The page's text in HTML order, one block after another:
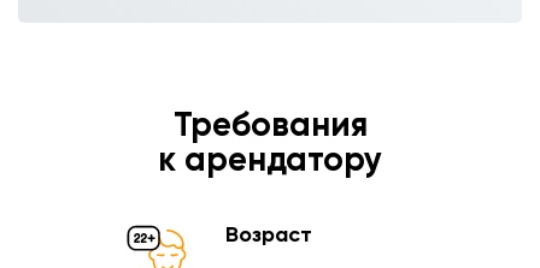
Требования
к арендатору
Возраст